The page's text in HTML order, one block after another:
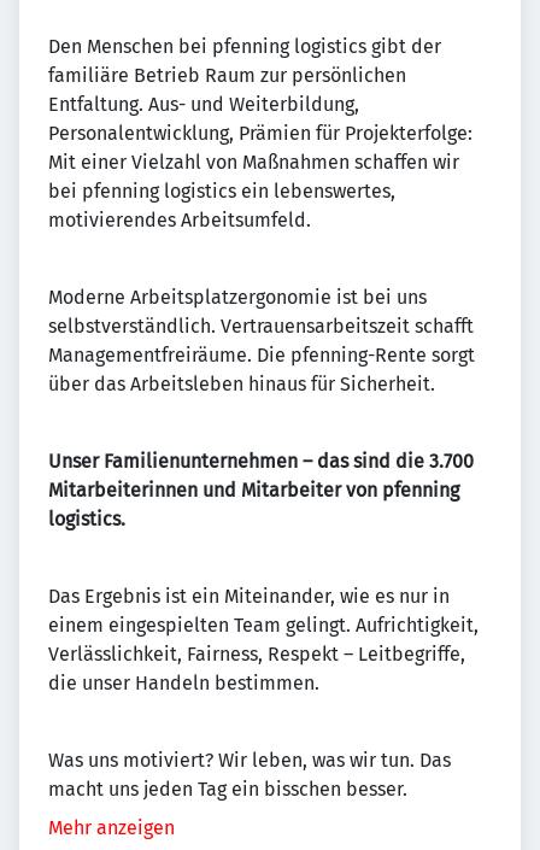
Den Menschen bei pfenning logistics gibt der
familiäre Betrieb Raum zur persönlichen
Entfaltung. Aus- und Weiterbildung,
Personalentwicklung, Prämien für Projekterfolge:
Mit einer Vielzahl von Maßnahmen schaffen wir
bei pfenning logistics ein lebenswertes,
motivierendes Arbeitsumfeld.
Moderne Arbeitsplatzergonomie ist bei uns
selbstverständlich. Vertrauensarbeitszeit schafft
Managementfreiräume. Die pfenning-Rente sorgt
über das Arbeitsleben hinaus für Sicherheit.
Unser Familienunternehmen – das sind die 3.700
Mitarbeiterinnen und Mitarbeiter von pfenning
logistics.
Das Ergebnis ist ein Miteinander, wie es nur in
einem eingespielten Team gelingt. Aufrichtigkeit,
Verlässlichkeit, Fairness, Respekt – Leitbegriffe,
die unser Handeln bestimmen.
Was uns motiviert? Wir leben, was wir tun. Das
macht uns jeden Tag ein bisschen besser.
Mehr anzeigen